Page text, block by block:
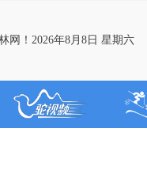
网！2026年8月8日 星期六